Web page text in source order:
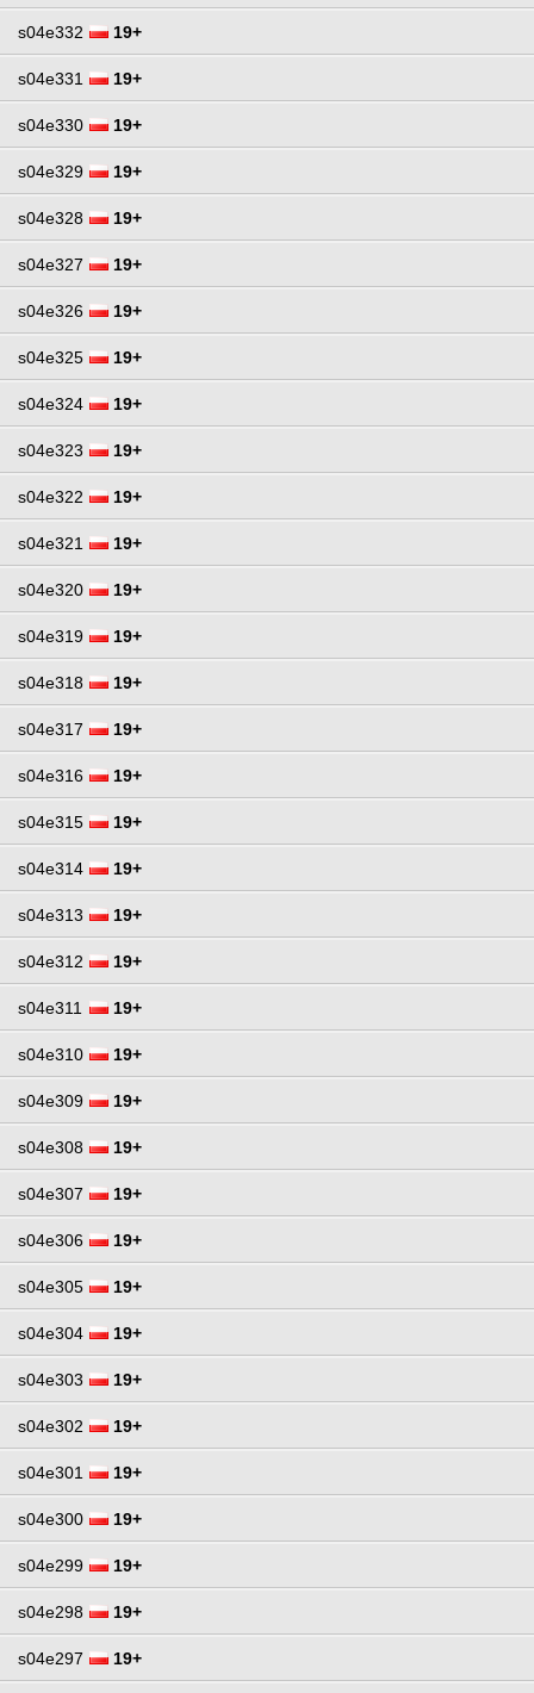
s04e332 19+
s04e331 19+
s04e330 19+
s04e329 19+
s04e328 19+
s04e327 19+
s04e326 19+
s04e325 19+
s04e324 19+
s04e323 19+
s04e322 19+
s04e321 19+
s04e320 19+
s04e319 19+
s04e318 19+
s04e317 19+
s04e316 19+
s04e315 19+
s04e314 19+
s04e313 19+
s04e312 19+
s04e311 19+
s04e310 19+
s04e309 19+
s04e308 19+
s04e307 19+
s04e306 19+
s04e305 19+
s04e304 19+
s04e303 19+
s04e302 19+
s04e301 19+
s04e300 19+
s04e299 19+
s04e298 19+
s04e297 19+